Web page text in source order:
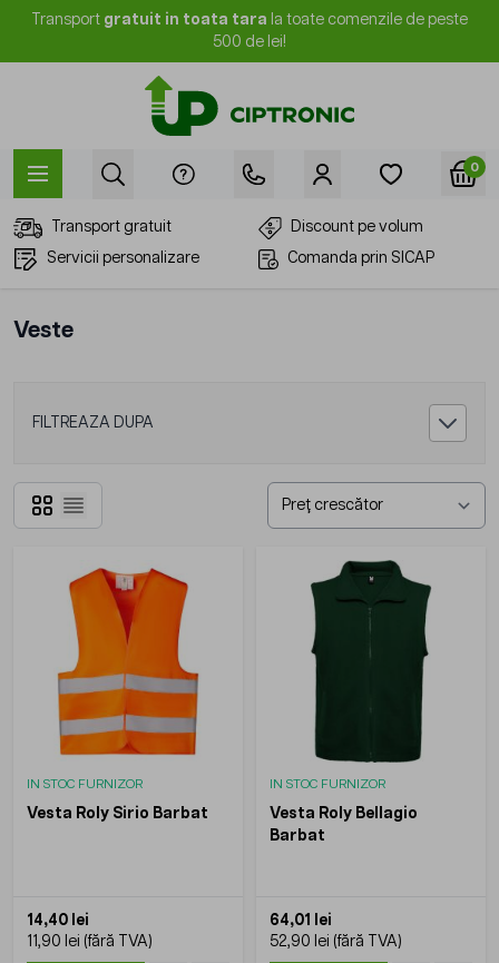
Mergi la Conținut
Transport gratuit in toata tara la toate comenzile de peste
500 de lei!
0
Transport gratuit
Discount pe volum
Servicii personalizare
Comanda prin SICAP
Veste
FILTREAZA DUPA
Grilă
Listă
IN STOC FURNIZOR
Vesta Roly Sirio Barbat
14,40 lei
11,90 lei
IN STOC FURNIZOR
Vesta Roly Bellagio
Barbat
64,01 lei
52,90 lei